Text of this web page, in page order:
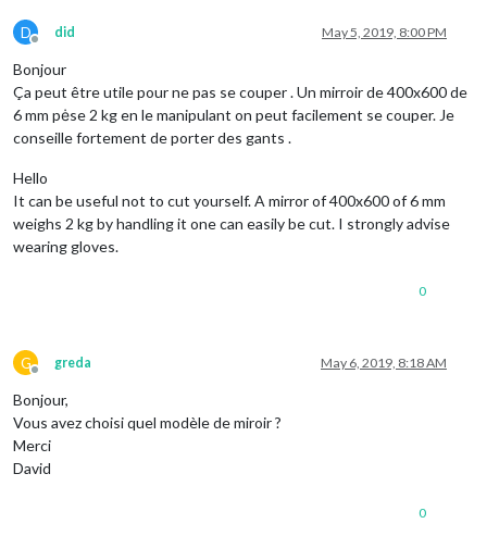
D
Offline
did May 5, 2019, 8:00 PM
Bonjour
Ça peut être utile pour ne pas se couper . Un mirroir de 400x600 de
6 mm pėse 2 kg en le manipulant on peut facilement se couper. Je
conseille fortement de porter des gants .
Hello
It can be useful not to cut yourself. A mirror of 400x600 of 6 mm
weighs 2 kg by handling it one can easily be cut. I strongly advise
wearing gloves.
0
G
Offline
greda May 6, 2019, 8:18 AM
Bonjour,
Vous avez choisi quel modèle de miroir ?
Merci
David
0